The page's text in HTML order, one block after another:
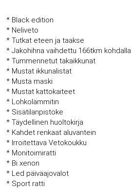
* Black edition
* Neliveto
* Tutkat eteen ja taakse
* Jakohihna vaihdettu 166tkm kohdalla
* Tummennetut takaikkunat
* Mustat ikkunalistat
* Musta maski
* Mustat kattokaiteet
* Lohkolämmitin
* Sisätilanpistoke
* Täydellinen huoltokirja
* Kahdet renkaat aluvantein
* Irroitettava Vetokoukku
* Monitoimiratti
* Bi xenon
* Led päiväajovalot
* Sport ratti